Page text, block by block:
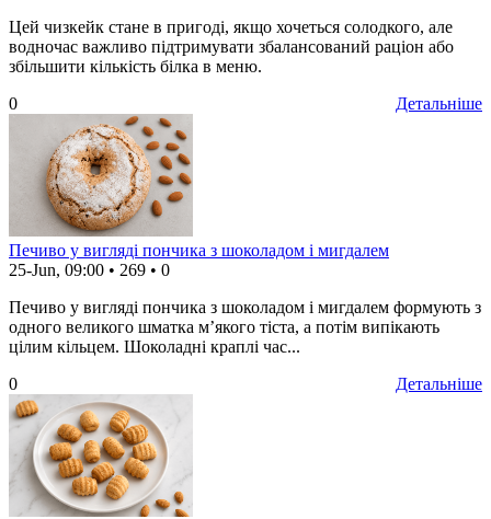
Цей чизкейк стане в пригоді, якщо хочеться солодкого, але
водночас важливо підтримувати збалансований раціон або
збільшити кількість білка в меню.
Детальніше
0
Печиво у вигляді пончика з шоколадом і мигдалем
25-Jun, 09:00 • 269 • 0
Печиво у вигляді пончика з шоколадом і мигдалем формують з
одного великого шматка м’якого тіста, а потім випікають
цілим кільцем. Шоколадні краплі час...
Детальніше
0